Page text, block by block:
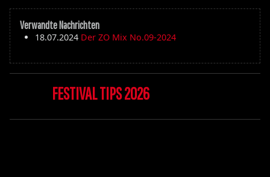
Verwandte Nachrichten
18.07.2024 Der ZO Mix No.09-2024
FESTIVAL TIPS 2026